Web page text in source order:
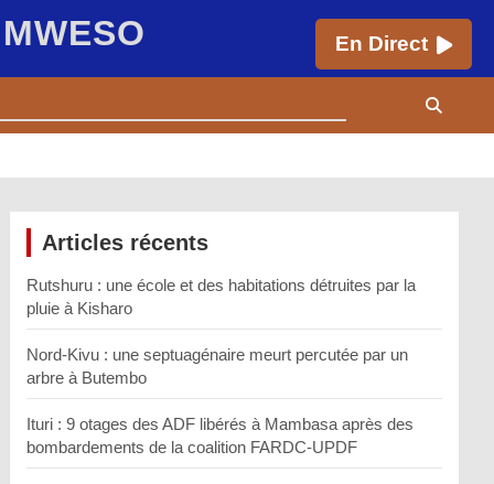
En Direct
Articles récents
Rutshuru : une école et des habitations détruites par la
pluie à Kisharo
Nord-Kivu : une septuagénaire meurt percutée par un
arbre à Butembo
Ituri : 9 otages des ADF libérés à Mambasa après des
bombardements de la coalition FARDC-UPDF